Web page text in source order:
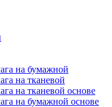
на бумажной
на тканевой
на тканевой основе
на бумажной основе